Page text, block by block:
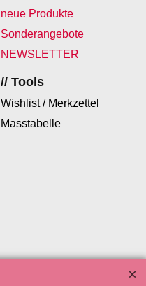
neue Produkte
Sonderangebote
NEWSLETTER
// Tools
Wishlist / Merkzettel
Masstabelle